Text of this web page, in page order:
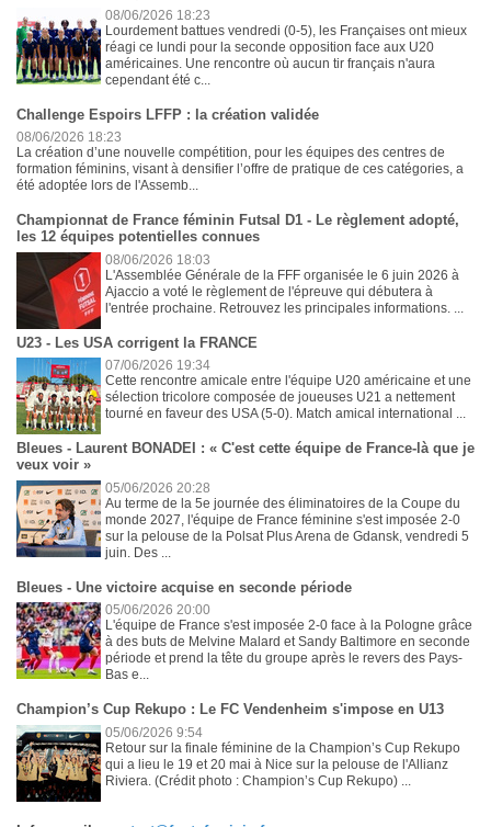
08/06/2026 18:23
Lourdement battues vendredi (0-5), les Françaises ont mieux
réagi ce lundi pour la seconde opposition face aux U20
américaines. Une rencontre où aucun tir français n'aura
cependant été c...
Challenge Espoirs LFFP : la création validée
08/06/2026 18:23
La création d’une nouvelle compétition, pour les équipes des centres de
formation féminins, visant à densifier l’offre de pratique de ces catégories, a
été adoptée lors de l'Assemb...
Championnat de France féminin Futsal D1 - Le règlement adopté,
les 12 équipes potentielles connues
08/06/2026 18:03
L'Assemblée Générale de la FFF organisée le 6 juin 2026 à
Ajaccio a voté le règlement de l'épreuve qui débutera à
l'entrée prochaine. Retrouvez les principales informations. ...
U23 - Les USA corrigent la FRANCE
07/06/2026 19:34
Cette rencontre amicale entre l'équipe U20 américaine et une
sélection tricolore composée de joueuses U21 a nettement
tourné en faveur des USA (5-0). Match amical international ...
Bleues - Laurent BONADEI : « C'est cette équipe de France-là que je
veux voir »
05/06/2026 20:28
Au terme de la 5e journée des éliminatoires de la Coupe du
monde 2027, l'équipe de France féminine s'est imposée 2-0
sur la pelouse de la Polsat Plus Arena de Gdansk, vendredi 5
juin. Des ...
Bleues - Une victoire acquise en seconde période
05/06/2026 20:00
L'équipe de France s'est imposée 2-0 face à la Pologne grâce
à des buts de Melvine Malard et Sandy Baltimore en seconde
période et prend la tête du groupe après le revers des Pays-
Bas e...
Champion’s Cup Rekupo : Le FC Vendenheim s'impose en U13
05/06/2026 9:54
Retour sur la finale féminine de la Champion’s Cup Rekupo
qui a lieu le 19 et 20 mai à Nice sur la pelouse de l'Allianz
Riviera. (Crédit photo : Champion’s Cup Rekupo) ...